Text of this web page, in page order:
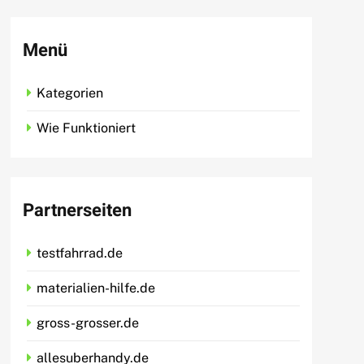
Menü
Kategorien
Wie Funktioniert
Partnerseiten
testfahrrad.de
materialien-hilfe.de
gross-grosser.de
allesuberhandy.de